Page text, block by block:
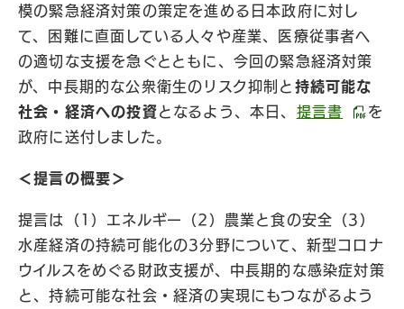
模の緊急経済対策の策定を進める日本政府に対し
て、困難に直面している人々や産業、医療従事者へ
の適切な支援を急ぐとともに、今回の緊急経済対策
が、中長期的な公衆衛生のリスク抑制と 持続可能な
社会・経済への投資となるよう、本日、 提言書
を
政府に送付しました。
＜提言の概要＞
提言は（1）エネルギー（2）農業と食の安全（3）
水産経済の持続可能化の3分野について、新型コロナ
ウイルスをめぐる財政支援が、中長期的な感染症対策
と、持続可能な社会・経済の実現にもつながるよう